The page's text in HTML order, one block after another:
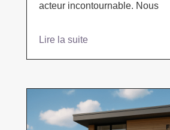
acteur incontournable. Nous
Lire la suite